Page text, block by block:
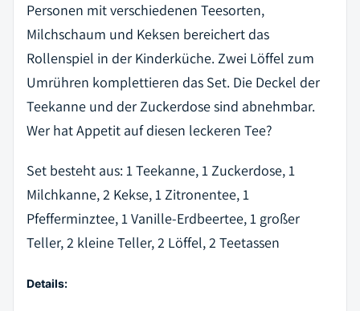
Personen mit verschiedenen Teesorten,
Milchschaum und Keksen bereichert das
Rollenspiel in der Kinderküche. Zwei Löffel zum
Umrühren komplettieren das Set. Die Deckel der
Teekanne und der Zuckerdose sind abnehmbar.
Wer hat Appetit auf diesen leckeren Tee?
Set besteht aus: 1 Teekanne, 1 Zuckerdose, 1
Milchkanne, 2 Kekse, 1 Zitronentee, 1
Pfefferminztee, 1 Vanille-Erdbeertee, 1 großer
Teller, 2 kleine Teller, 2 Löffel, 2 Teetassen
Details: